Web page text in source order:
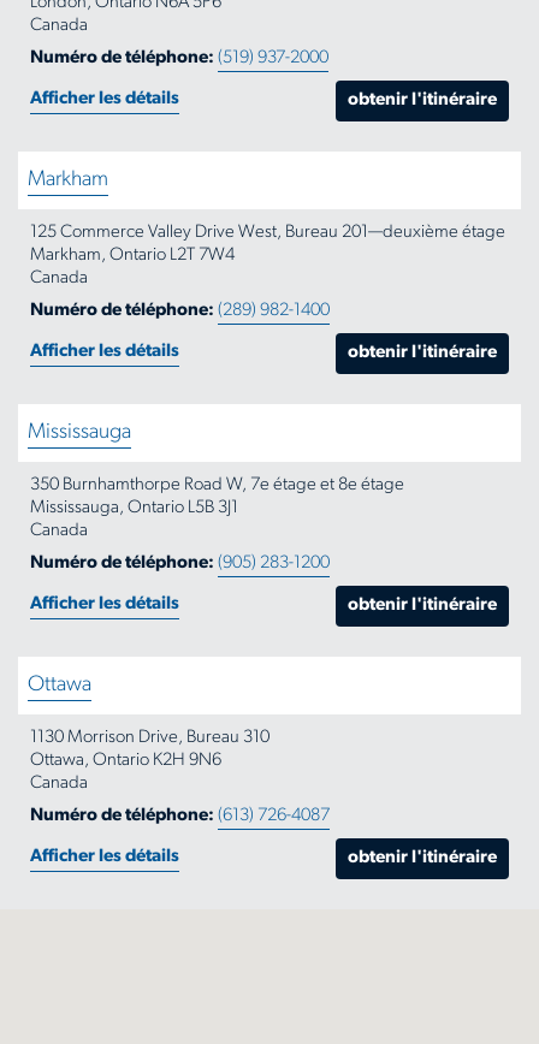
Canada
Numéro de téléphone: (519) 937-2000
Afficher les détails obtenir l'itinéraire
Markham
125 Commerce Valley Drive West, Bureau 201—deuxième étage
Markham, Ontario L2T 7W4
Canada
Numéro de téléphone: (289) 982-1400
Afficher les détails obtenir l'itinéraire
Mississauga
350 Burnhamthorpe Road W, 7e étage et 8e étage
Mississauga, Ontario L5B 3J1
Canada
Numéro de téléphone: (905) 283-1200
Afficher les détails obtenir l'itinéraire
Ottawa
1130 Morrison Drive, Bureau 310
Ottawa, Ontario K2H 9N6
Canada
Numéro de téléphone: (613) 726-4087
Afficher les détails obtenir l'itinéraire